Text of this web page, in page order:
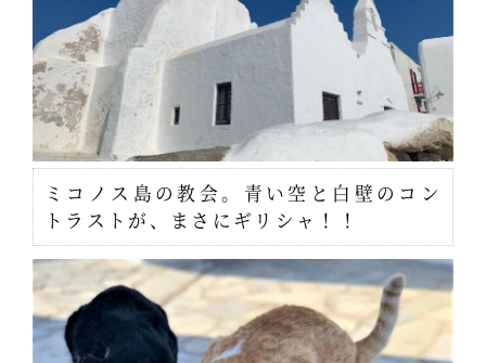
ミコノス島の教会。青い空と白壁のコン
トラストが、まさにギリシャ！！